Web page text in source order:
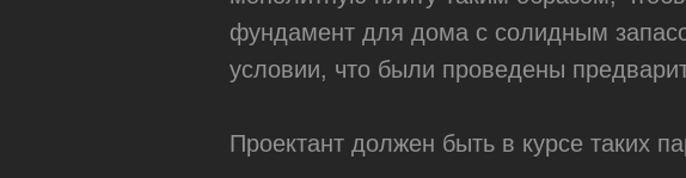
фундамент для дома с солидным
условии, что были проведены
Проектант должен быть в курсе таких